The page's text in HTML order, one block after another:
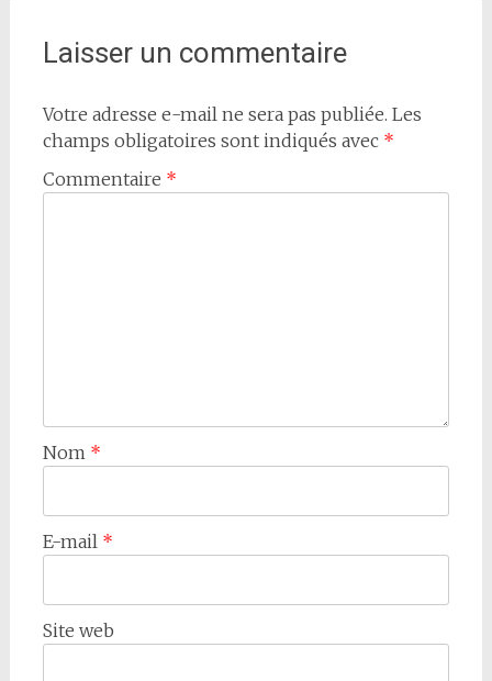
Laisser un commentaire
Votre adresse e-mail ne sera pas publiée. Les
champs obligatoires sont indiqués avec *
Commentaire *
Nom *
E-mail *
Site web